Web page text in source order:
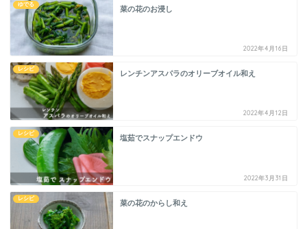
ゆでる
菜の花のお浸し
2022年4月16日
レシピ
レンチンアスパラのオリーブオイル和え
2022年4月12日
レシピ
塩茹でスナップエンドウ
2022年3月31日
レシピ
菜の花のからし和え